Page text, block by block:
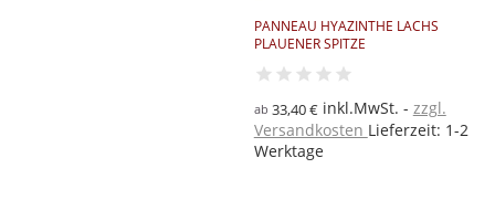
PANNEAU HYAZINTHE LACHS
PLAUENER SPITZE
ab 33,40 €inkl.MwSt.
zzgl.
Versandkosten Lieferzeit: 1-2
Werktage